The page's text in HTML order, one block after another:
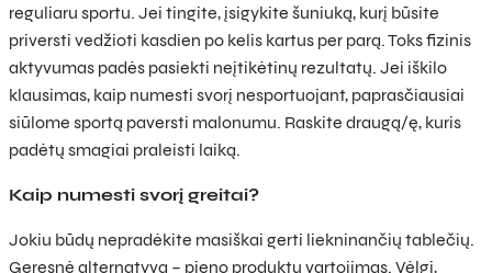
reguliaru sportu. Jei tingite, įsigykite šuniuką, kurį būsite
priversti vedžioti kasdien po kelis kartus per parą. Toks fizinis
aktyvumas padės pasiekti neįtikėtinų rezultatų. Jei iškilo
klausimas, kaip numesti svorį nesportuojant, paprasčiausiai
siūlome sportą paversti malonumu. Raskite draugą/ę, kuris
padėtų smagiai praleisti laiką.
Kaip numesti svorį greitai?
Jokiu būdų nepradėkite masiškai gerti liekninančių tablečių.
Geresnė alternatyvą – pieno produktų vartojimas. Vėlgi,